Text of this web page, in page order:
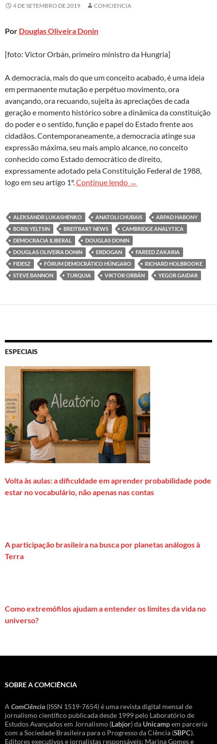
4 DE SETEMBRO DE 2019 COMCIENCIA
Por Douglas Oliveira Donin
[foto: Victor Orbán, primeiro ministro da Hungria]
A democracia, mais do que um conceito acabado, é uma ideia
em permanente mutação e perpétuo movimento, ora
avançando, ora recuando, sujeita às apreciações de cada
geração e momento histórico sobre a dinâmica da constituição
do poder e o sentido, função e papel do Estado frente aos
cidadãos. Contemporaneamente, a democracia atinge sua
expressão máxima, seu mais amplo alcance, no conceito
conhecido como Estado democrático de direito,
expressamente adotado pela Constituição Federal de 1988,
logo em seu artigo 1º.Continue lendo Democracia iliberal: de
→
ALEKSANDR LUKASHENKO ANATOLI CHUBAIS
ARPAD HABONY
BORIS YELTSIN
BREITBART NEWS
CAMBRIDGE ANALYTICA
DEMOCRACIA ILIBERAL
DOUGLAS DONIN
DOUGLAS OLIVEIRA DONIN
ERDOGAN
FAREED ZAKARIA
FIDESZ
FÓRUM DEMOCRÁTICO HÚNGARO
RICHARD HOLBROOKE
STEVE BANNON
TURQUIA VIKTOR ORBÁN YEGOR GAIDAR
ESPECIAIS
Volta às aulas: a dificuldade em aprender probabilidade pode
estar no vocabulário, não apenas nas contas
A participação brasileira na busca por planetas análogos à
Terra
Como extremófilos ajudam a entender os limites da vida no
universo?
SOBRE A COMCIÊNCIA
A ComCiência (ISSN 1519-7654) é uma revista digital mensal de
jornalismo científico publicada desde 1999 pelo Laboratório de
Estudos Avançados em Jornalismo (Labjor) da Unicampem parceria
com a Sociedade Brasileira para o Progresso da Ciência (SBPC).
Editores executivos e jornalistas responsáveis: Marina Gomes e